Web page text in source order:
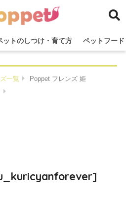
ットのしつけ・育て方 ペットフー
一覧
Poppet フレンズ 姫